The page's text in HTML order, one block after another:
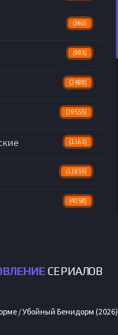
(360)
(993)
(2488)
(19555)
(1163)
(11855)
(4058)
(1977)
СЕРИАЛОВ
/ Убойный Бенидорм (2026)